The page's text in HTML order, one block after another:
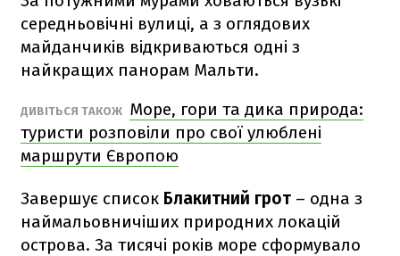
середньовічні вулиці, а з оглядових
майданчиків відкриваються одні з
найкращих панорам Мальти.
ДИВІТЬСЯ ТАКОЖ Море, гори та дика природа:
туристи розповіли про свої улюблені
маршрути Європою
Завершує список Блакитний грот – одна з
наймальовничіших природних локацій
острова. За тисячі років море сформувало